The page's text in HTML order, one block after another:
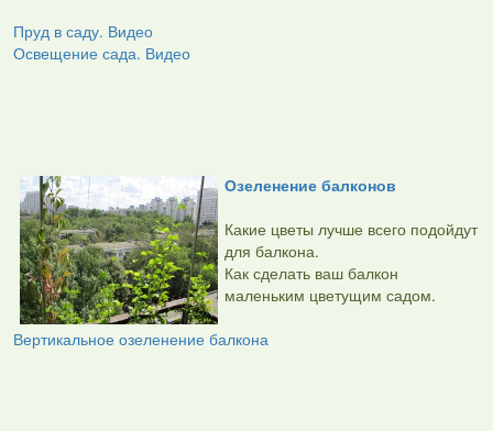
Пруд в саду. Видео
Освещение сада. Видео
Озеленение балконов
Какие цветы лучше всего подойдут
для балкона.
Как сделать ваш балкон
маленьким цветущим садом.
Вертикальное озеленение балкона